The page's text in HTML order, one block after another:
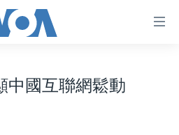
中國互聯網鬆動